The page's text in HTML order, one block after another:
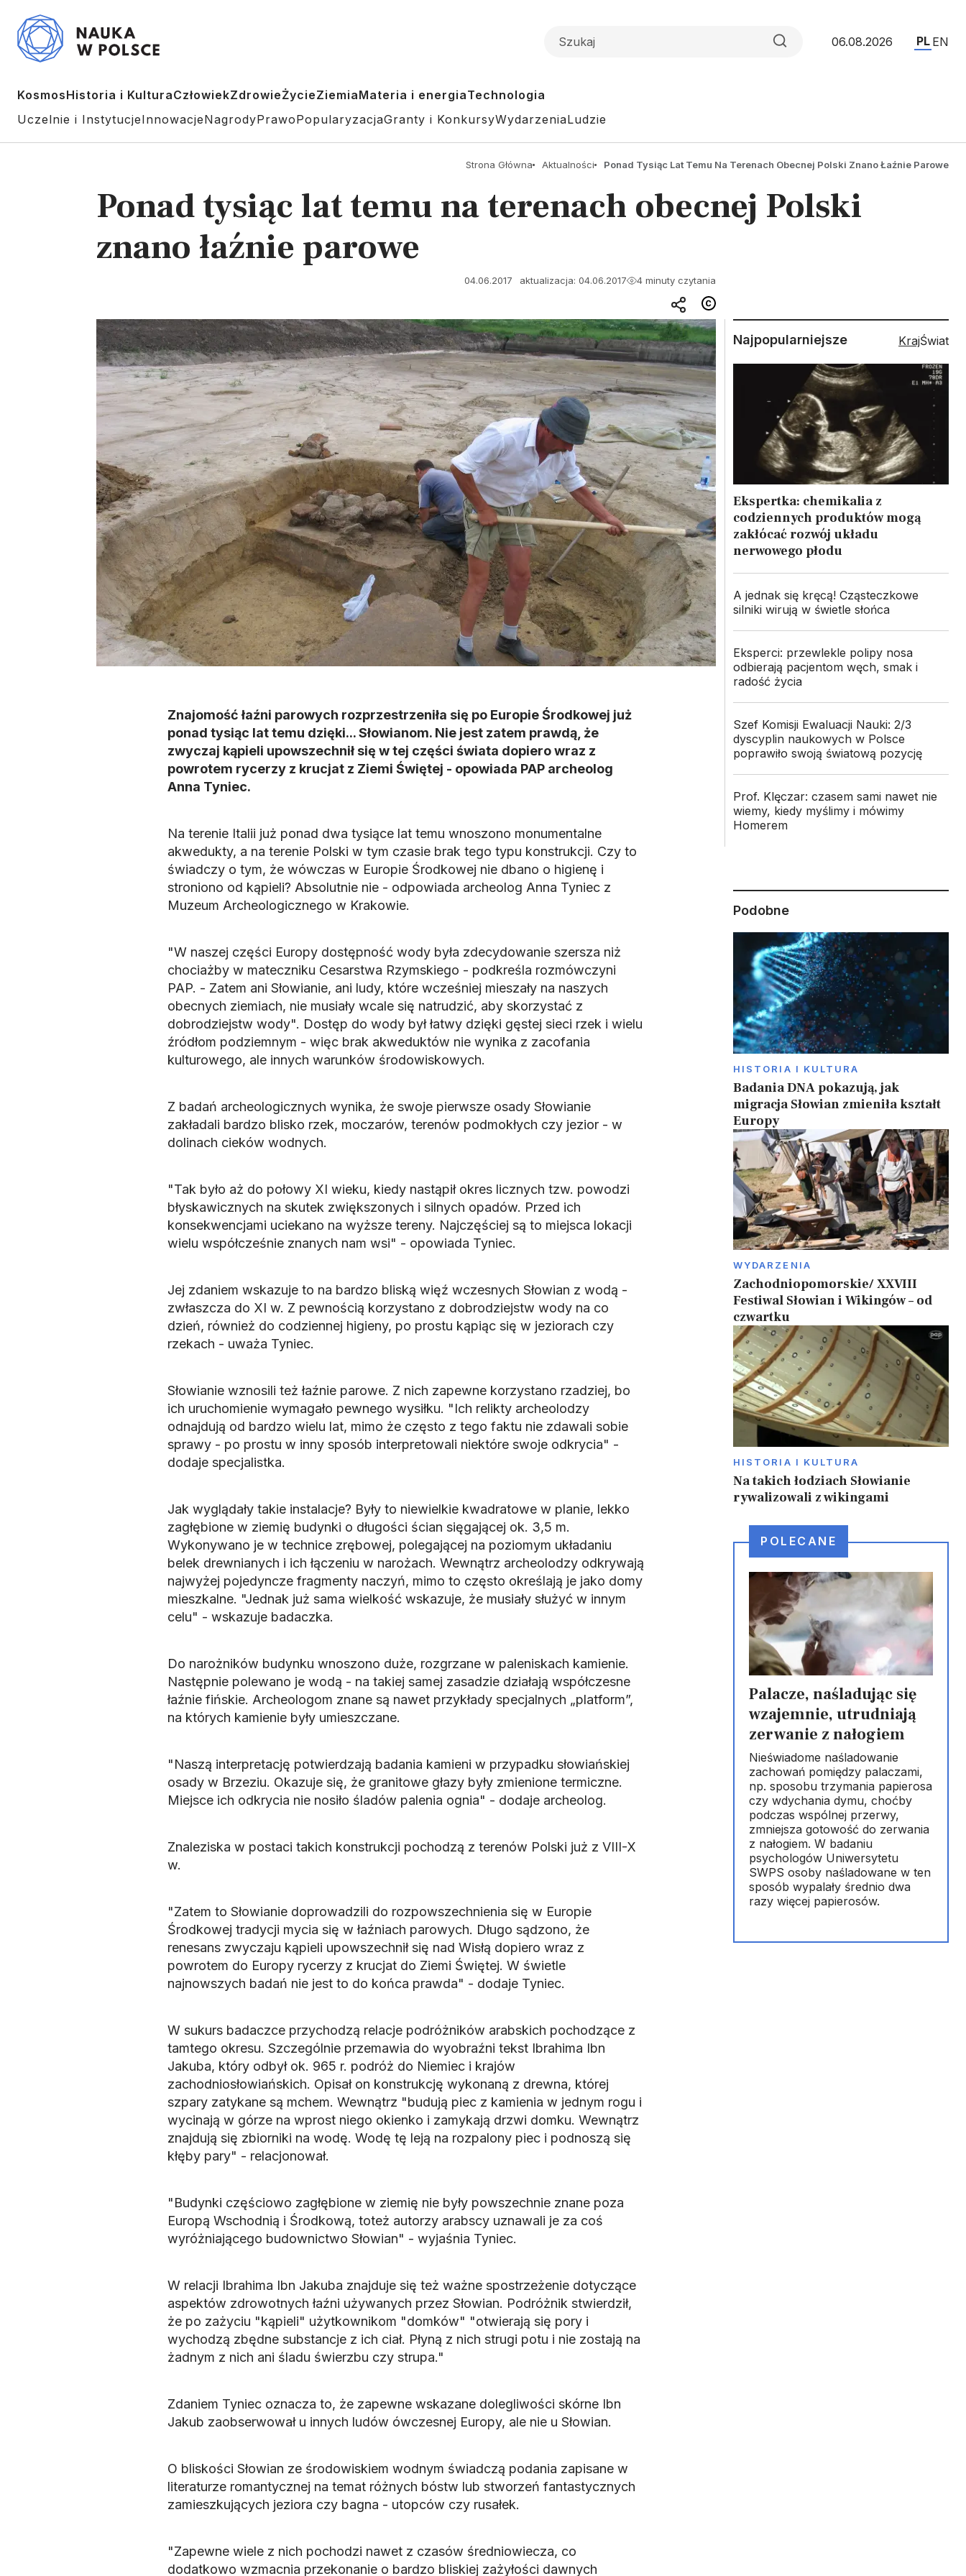
06.08.2026 PL EN
KosmosHistoria i KulturaCzłowiekZdrowieŻycieZiemiaMateria i energiaTechnologia
Uczelnie i InstytucjeInnowacjeNagrodyPrawoPopularyzacjaGranty i KonkursyWydarzeniaLudzie
Strona Główna Aktualności Ponad Tysiąc Lat Temu Na Terenach Obecnej Polski Znano Łaźnie Parowe
Ponad tysiąc lat temu na terenach obecnej Polski
znano łaźnie parowe
04.06.2017 aktualizacja: 04.06.2017 4 minuty czytania
Znajomość łaźni parowych rozprzestrzeniła się po Europie Środkowej już
ponad tysiąc lat temu dzięki... Słowianom. Nie jest zatem prawdą, że
zwyczaj kąpieli upowszechnił się w tej części świata dopiero wraz z
powrotem rycerzy z krucjat z Ziemi Świętej - opowiada PAP archeolog
Anna Tyniec.
Na terenie Italii już ponad dwa tysiące lat temu wnoszono monumentalne
akwedukty, a na terenie Polski w tym czasie brak tego typu konstrukcji. Czy to
świadczy o tym, że wówczas w Europie Środkowej nie dbano o higienę i
stroniono od kąpieli? Absolutnie nie - odpowiada archeolog Anna Tyniec z
Muzeum Archeologicznego w Krakowie.
"W naszej części Europy dostępność wody była zdecydowanie szersza niż
chociażby w mateczniku Cesarstwa Rzymskiego - podkreśla rozmówczyni
PAP. - Zatem ani Słowianie, ani ludy, które wcześniej mieszały na naszych
obecnych ziemiach, nie musiały wcale się natrudzić, aby skorzystać z
dobrodziejstw wody". Dostęp do wody był łatwy dzięki gęstej sieci rzek i wielu
źródłom podziemnym - więc brak akweduktów nie wynika z zacofania
kulturowego, ale innych warunków środowiskowych.
Z badań archeologicznych wynika, że swoje pierwsze osady Słowianie
zakładali bardzo blisko rzek, moczarów, terenów podmokłych czy jezior - w
dolinach cieków wodnych.
"Tak było aż do połowy XI wieku, kiedy nastąpił okres licznych tzw. powodzi
błyskawicznych na skutek zwiększonych i silnych opadów. Przed ich
konsekwencjami uciekano na wyższe tereny. Najczęściej są to miejsca lokacji
wielu współcześnie znanych nam wsi" - opowiada Tyniec.
Jej zdaniem wskazuje to na bardzo bliską więź wczesnych Słowian z wodą -
zwłaszcza do XI w. Z pewnością korzystano z dobrodziejstw wody na co
dzień, również do codziennej higieny, po prostu kąpiąc się w jeziorach czy
rzekach - uważa Tyniec.
Słowianie wznosili też łaźnie parowe. Z nich zapewne korzystano rzadziej, bo
ich uruchomienie wymagało pewnego wysiłku. "Ich relikty archeolodzy
odnajdują od bardzo wielu lat, mimo że często z tego faktu nie zdawali sobie
sprawy - po prostu w inny sposób interpretowali niektóre swoje odkrycia" -
dodaje specjalistka.
Jak wyglądały takie instalacje? Były to niewielkie kwadratowe w planie, lekko
zagłębione w ziemię budynki o długości ścian sięgającej ok. 3,5 m.
Wykonywano je w technice zrębowej, polegającej na poziomym układaniu
belek drewnianych i ich łączeniu w narożach. Wewnątrz archeolodzy odkrywają
najwyżej pojedyncze fragmenty naczyń, mimo to często określają je jako domy
mieszkalne. "Jednak już sama wielkość wskazuje, że musiały służyć w innym
celu" - wskazuje badaczka.
Do narożników budynku wnoszono duże, rozgrzane w paleniskach kamienie.
Następnie polewano je wodą - na takiej samej zasadzie działają współczesne
łaźnie fińskie. Archeologom znane są nawet przykłady specjalnych „platform”,
na których kamienie były umieszczane.
"Naszą interpretację potwierdzają badania kamieni w przypadku słowiańskiej
osady w Brzeziu. Okazuje się, że granitowe głazy były zmienione termiczne.
Miejsce ich odkrycia nie nosiło śladów palenia ognia" - dodaje archeolog.
Znaleziska w postaci takich konstrukcji pochodzą z terenów Polski już z VIII-X
w.
"Zatem to Słowianie doprowadzili do rozpowszechnienia się w Europie
Środkowej tradycji mycia się w łaźniach parowych. Długo sądzono, że
renesans zwyczaju kąpieli upowszechnił się nad Wisłą dopiero wraz z
powrotem do Europy rycerzy z krucjat do Ziemi Świętej. W świetle
najnowszych badań nie jest to do końca prawda" - dodaje Tyniec.
W sukurs badaczce przychodzą relacje podróżników arabskich pochodzące z
tamtego okresu. Szczególnie przemawia do wyobraźni tekst Ibrahima Ibn
Jakuba, który odbył ok. 965 r. podróż do Niemiec i krajów
zachodniosłowiańskich. Opisał on konstrukcję wykonaną z drewna, której
szpary zatykane są mchem. Wewnątrz "budują piec z kamienia w jednym rogu i
wycinają w górze na wprost niego okienko i zamykają drzwi domku. Wewnątrz
znajdują się zbiorniki na wodę. Wodę tę leją na rozpalony piec i podnoszą się
kłęby pary" - relacjonował.
"Budynki częściowo zagłębione w ziemię nie były powszechnie znane poza
Europą Wschodnią i Środkową, toteż autorzy arabscy uznawali je za coś
wyróżniającego budownictwo Słowian" - wyjaśnia Tyniec.
W relacji Ibrahima Ibn Jakuba znajduje się też ważne spostrzeżenie dotyczące
aspektów zdrowotnych łaźni używanych przez Słowian. Podróżnik stwierdził,
że po zażyciu "kąpieli" użytkownikom "domków" "otwierają się pory i
wychodzą zbędne substancje z ich ciał. Płyną z nich strugi potu i nie zostają na
żadnym z nich ani śladu świerzbu czy strupa."
Zdaniem Tyniec oznacza to, że zapewne wskazane dolegliwości skórne Ibn
Jakub zaobserwował u innych ludów ówczesnej Europy, ale nie u Słowian.
O bliskości Słowian ze środowiskiem wodnym świadczą podania zapisane w
literaturze romantycznej na temat różnych bóstw lub stworzeń fantastycznych
zamieszkujących jeziora czy bagna - utopców czy rusałek.
"Zapewne wiele z nich pochodzi nawet z czasów średniowiecza, co
dodatkowo wzmacnia przekonanie o bardzo bliskiej zażyłości dawnych
Najpopularniejsze KrajŚwiat
Ekspertka: chemikalia z
codziennych produktów mogą
zakłócać rozwój układu
nerwowego płodu
A jednak się kręcą! Cząsteczkowe
silniki wirują w świetle słońca
Eksperci: przewlekle polipy nosa
odbierają pacjentom węch, smak i
radość życia
Szef Komisji Ewaluacji Nauki: 2/3
dyscyplin naukowych w Polsce
poprawiło swoją światową pozycję
Prof. Klęczar: czasem sami nawet nie
wiemy, kiedy myślimy i mówimy
Homerem
Podobne
HISTORIA I KULTURA
Badania DNA pokazują, jak
migracja Słowian zmieniła kształt
Europy
WYDARZENIA
Zachodniopomorskie/ XXVIII
Festiwal Słowian i Wikingów – od
czwartku
HISTORIA I KULTURA
Na takich łodziach Słowianie
rywalizowali z wikingami
POLECANE
Palacze, naśladując się
wzajemnie, utrudniają
zerwanie z nałogiem
Nieświadome naśladowanie
zachowań pomiędzy palaczami,
np. sposobu trzymania papierosa
czy wdychania dymu, choćby
podczas wspólnej przerwy,
zmniejsza gotowość do zerwania
z nałogiem. W badaniu
psychologów Uniwersytetu
SWPS osoby naśladowane w ten
sposób wypalały średnio dwa
razy więcej papierosów.